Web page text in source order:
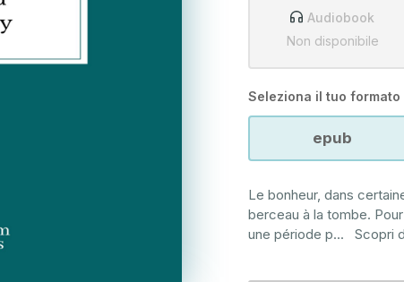
Audiobook
Non disponibile
Seleziona il tuo
epub
Le bonheur, dans
berceau à la tombe.
une période p... Scopri